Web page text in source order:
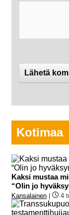
Kotimaa
Kaksi mustaa
“Olin jo
Kansalainen 4